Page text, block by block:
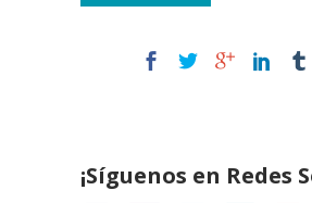
¡Síguenos en Redes